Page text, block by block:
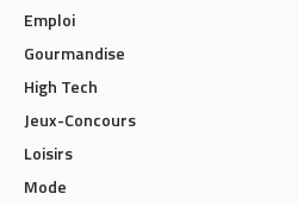
Emploi
Gourmandise
High Tech
Jeux-Concours
Loisirs
Mode